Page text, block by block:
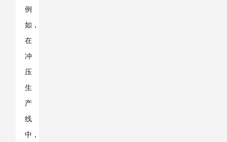
例
如，
在
冲
压
生
产
线
中，